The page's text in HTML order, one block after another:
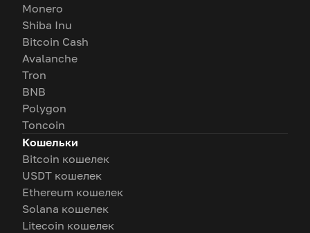
Monero
Shiba Inu
Bitcoin Cash
Avalanche
Tron
BNB
Polygon
Toncoin
Кошельки
Bitcoin кошелек
USDT кошелек
Ethereum кошелек
Solana кошелек
Litecoin кошелек